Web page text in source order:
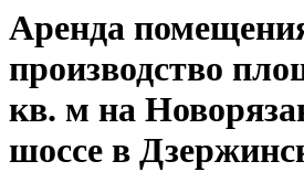
Аренда
производство
кв. м на
шоссе в